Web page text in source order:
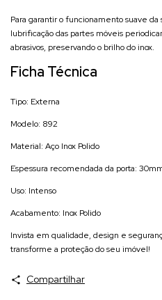
Para garantir o funcionamento suave
lubrificação das partes móveis
abrasivos, preservando o brilho do inox.
Ficha Técnica
Tipo: Externa
Modelo: 892
Material: Aço Inox Polido
Espessura recomendada da porta:
Uso: Intenso
Acabamento: Inox Polido
Invista em qualidade, design e
transforme a proteção do seu imóvel!
Compartilhar